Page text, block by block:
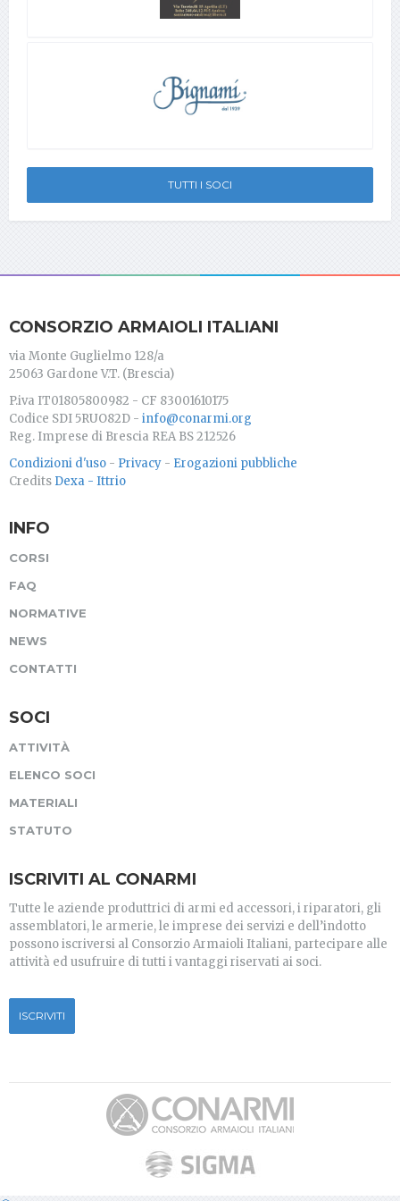
TUTTI I SOCI
CONSORZIO ARMAIOLI ITALIANI
via Monte Guglielmo 128/a
25063 Gardone V.T. (Brescia)
P.iva IT01805800982 - CF 83001610175
Codice SDI 5RUO82D - info@conarmi.org
Reg. Imprese di Brescia REA BS 212526
Condizioni d'uso - Privacy - Erogazioni pubbliche
Credits Dexa - Ittrio
INFO
CORSI
FAQ
NORMATIVE
NEWS
CONTATTI
SOCI
ATTIVITÀ
ELENCO SOCI
MATERIALI
STATUTO
ISCRIVITI AL CONARMI
Tutte le aziende produttrici di armi ed accessori, i riparatori, gli
assemblatori, le armerie, le imprese dei servizi e dell’indotto
possono iscriversi al Consorzio Armaioli Italiani, partecipare alle
attività ed usufruire di tutti i vantaggi riservati ai soci.
ISCRIVITI